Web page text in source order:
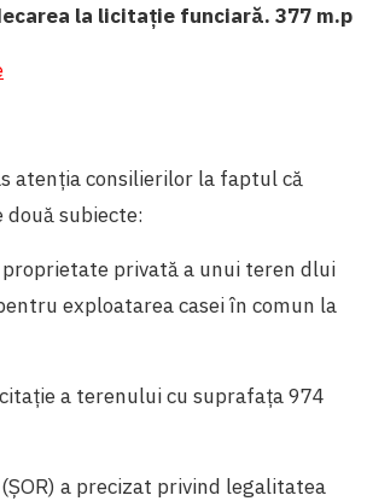
la licitație funciară. 377 m.p
atenția consilierilor la faptul că
subiecte:
privată a unui teren dlui
exploatarea casei în comun la
a terenului cu suprafața 974
a precizat privind legalitatea